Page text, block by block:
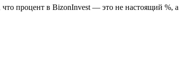
процент в BizonInvest — это не настоящий %, а